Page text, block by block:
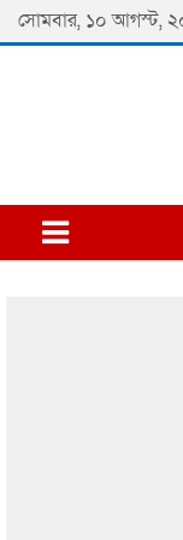
Skip
to
সোমবার, ১০ আগস্ট,
Online Newspaper